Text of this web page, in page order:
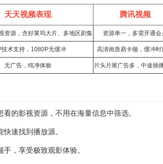
天天视频表现 腾讯视频
资源，含好莱坞大片、多地区剧集 资源单一，多需开通会
技术支持，1080P无缓冲 高清画质易卡顿，缓冲时
无广告，纯净体验 片头片尾广告多，中途插
的影视资源，不用在海量信息中筛选。
速找到播放源。
，享受极致观影体验。